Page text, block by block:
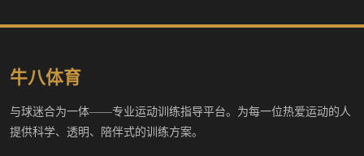
牛八体育
与球迷合为一体——专业运动训练指导平台。为每一位热爱运动的人
提供科学、透明、陪伴式的训练方案。